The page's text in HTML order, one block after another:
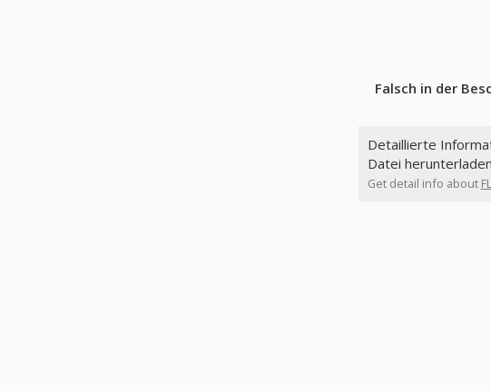
Falsch in der
Detaillierte
Datei herunterladen
Get detail info about